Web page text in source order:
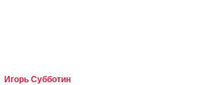
Игорь Субботин